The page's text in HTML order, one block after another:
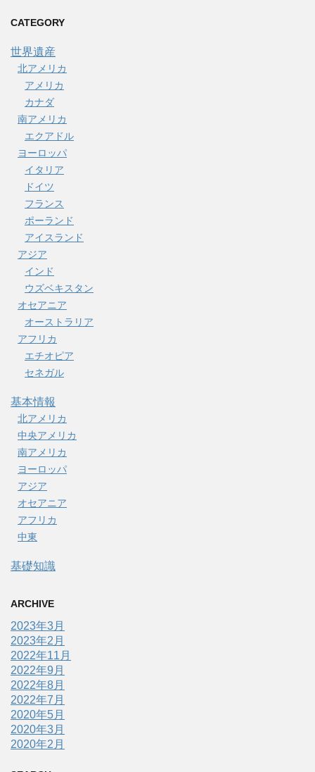
CATEGORY
世界遺産
北アメリカ
アメリカ
カナダ
南アメリカ
エクアドル
ヨーロッパ
イタリア
ドイツ
フランス
ポーランド
アイスランド
アジア
インド
ウズベキスタン
オセアニア
オーストラリア
アフリカ
エチオピア
セネガル
基本情報
北アメリカ
中央アメリカ
南アメリカ
ヨーロッパ
アジア
オセアニア
アフリカ
中東
基礎知識
ARCHIVE
2023年3月
2023年2月
2022年11月
2022年9月
2022年8月
2022年7月
2020年5月
2020年3月
2020年2月